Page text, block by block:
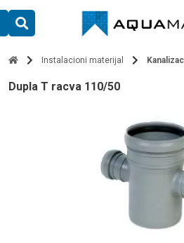
content
Instalacioni materijal
dupla T racva 110/50